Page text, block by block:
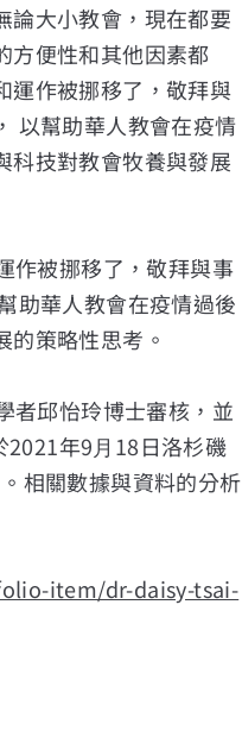
論大小教會，現在都要
方便性和其他因素都
運作被挪移了，敬拜與
以幫助華⼈教會在疫情
科技對教會牧養與發展
作被挪移了，敬拜與事
助華⼈教會在疫情過後
策略性思考。
者邱怡玲博士審核，並
2021年9⽉18日洛杉磯
相關數據與資料的分析
item/dr-daisy-tsai-